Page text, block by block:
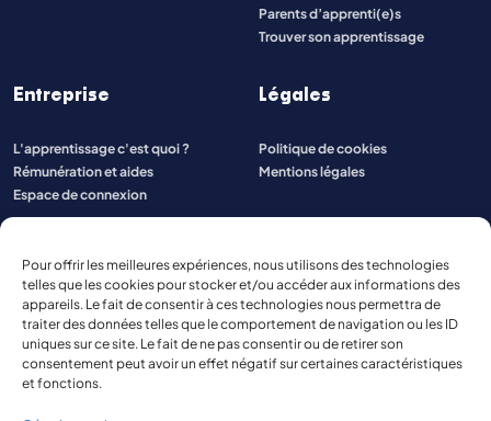
Pour offrir les meilleures expériences, nous utilisons des technologies
telles que les cookies pour stocker et/ou accéder aux informations des
appareils. Le fait de consentir à ces technologies nous permettra de
traiter des données telles que le comportement de navigation ou les ID
uniques sur ce site. Le fait de ne pas consentir ou de retirer son
consentement peut avoir un effet négatif sur certaines caractéristiques
et fonctions.
Parents d’apprenti(e)s
Trouver son apprentissage
Entreprise
L'apprentissage c'est quoi ?
Rémunération et aides
Espace de connexion
Légales
Politique de cookies
Mentions légales